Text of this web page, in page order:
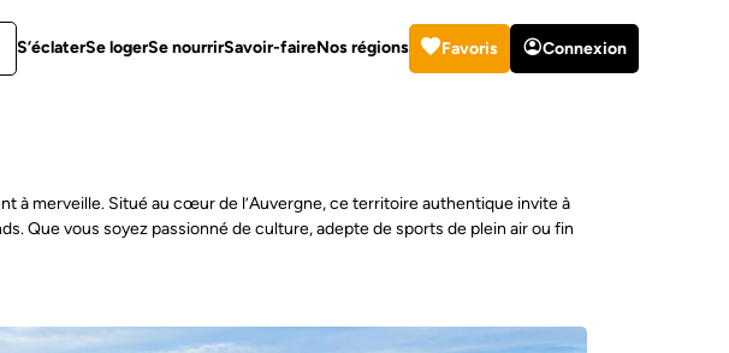
S’éclaterSe logerSe nourrirSavoir-faireNos régions Favoris Connexion
à merveille. Situé au cœur de l’Auvergne, ce territoire authentique invite à
Que vous soyez passionné de culture, adepte de sports de plein air ou fin